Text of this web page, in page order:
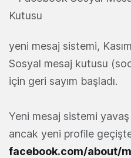
yeni mesaj sistemi,
Sosyal mesaj kutusu
için geri sayım başladı.
Yeni mesaj sistemi
ancak yeni profile
facebook.com/about/